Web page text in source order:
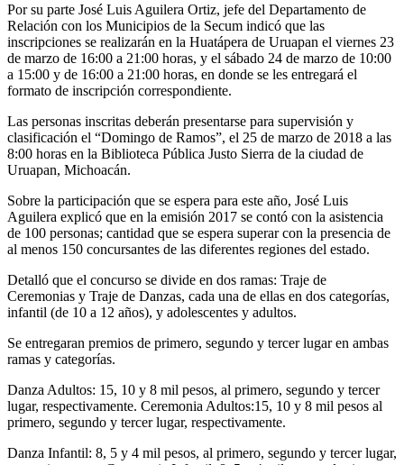
Por su parte José Luis Aguilera Ortiz, jefe del Departamento de
Relación con los Municipios de la Secum indicó que las
inscripciones se realizarán en la Huatápera de Uruapan el viernes 23
de marzo de 16:00 a 21:00 horas, y el sábado 24 de marzo de 10:00
a 15:00 y de 16:00 a 21:00 horas, en donde se les entregará el
formato de inscripción correspondiente.
Las personas inscritas deberán presentarse para supervisión y
clasificación el “Domingo de Ramos”, el 25 de marzo de 2018 a las
8:00 horas en la Biblioteca Pública Justo Sierra de la ciudad de
Uruapan, Michoacán.
Sobre la participación que se espera para este año, José Luis
Aguilera explicó que en la emisión 2017 se contó con la asistencia
de 100 personas; cantidad que se espera superar con la presencia de
al menos 150 concursantes de las diferentes regiones del estado.
Detalló que el concurso se divide en dos ramas: Traje de
Ceremonias y Traje de Danzas, cada una de ellas en dos categorías,
infantil (de 10 a 12 años), y adolescentes y adultos.
Se entregaran premios de primero, segundo y tercer lugar en ambas
ramas y categorías.
Danza Adultos: 15, 10 y 8 mil pesos, al primero, segundo y tercer
lugar, respectivamente. Ceremonia Adultos:15, 10 y 8 mil pesos al
primero, segundo y tercer lugar, respectivamente.
Danza Infantil: 8, 5 y 4 mil pesos, al primero, segundo y tercer lugar,